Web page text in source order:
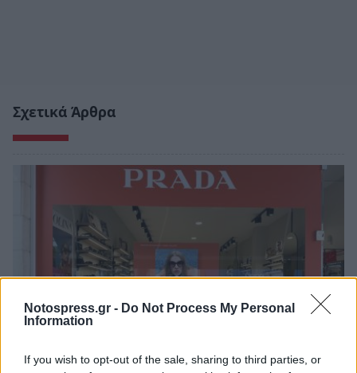
Notospress.gr - Do Not Process My Personal
Information
If you wish to opt-out of the sale, sharing to third parties, or
Σχετικά Άρθρα